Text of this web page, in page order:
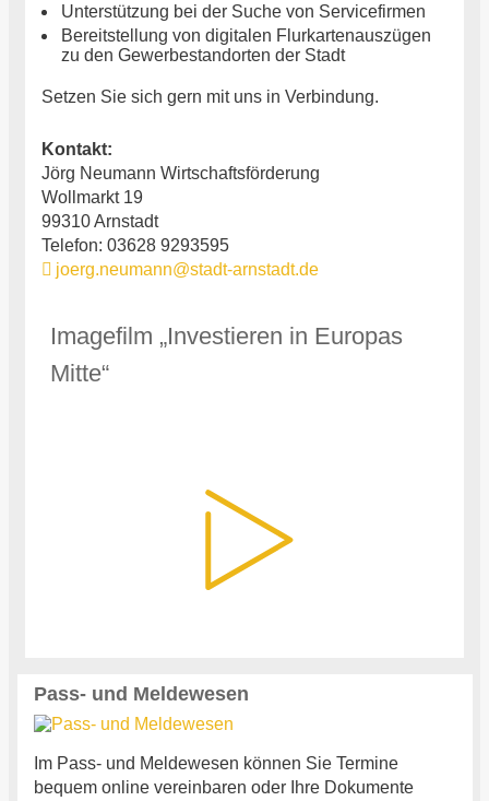
Unterstützung bei der Suche von Servicefirmen
Bereitstellung von digitalen Flurkartenauszügen
zu den Gewerbestandorten der Stadt
Setzen Sie sich gern mit uns in Verbindung.
Kontakt:
Jörg Neumann Wirtschaftsförderung
Wollmarkt 19
99310 Arnstadt
Telefon: 03628 9293595
joerg.neumann@stadt-arnstadt.de
Imagefilm „Investieren in Europas
Mitte“
Pass- und Meldewesen
Im Pass- und Meldewesen können Sie Termine
bequem online vereinbaren oder Ihre Dokumente